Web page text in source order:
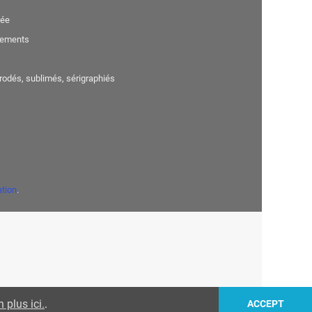
sublimés, sérigraphiés
.
plus ici.. ACCEPT